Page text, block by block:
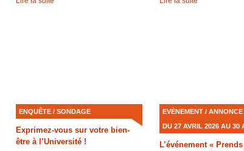
ENQUÊTE / SONDAGE
Exprimez-vous sur votre bien-
être à l’Université !
EVÈNEMENT / ANNONCE
DU 27 AVRIL 2026 AU 30
L’événement «